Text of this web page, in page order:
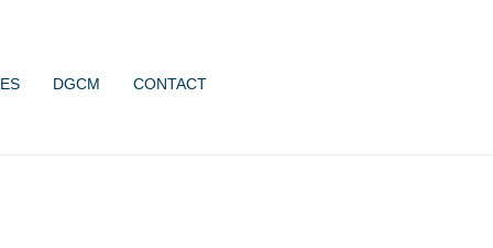
DGCM CONTACT